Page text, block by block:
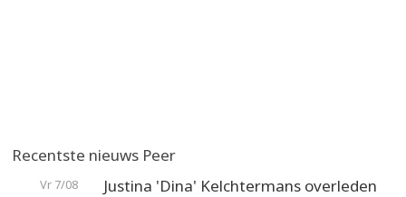
Recentste nieuws Peer
Vr 7/08 Justina 'Dina' Kelchtermans overleden